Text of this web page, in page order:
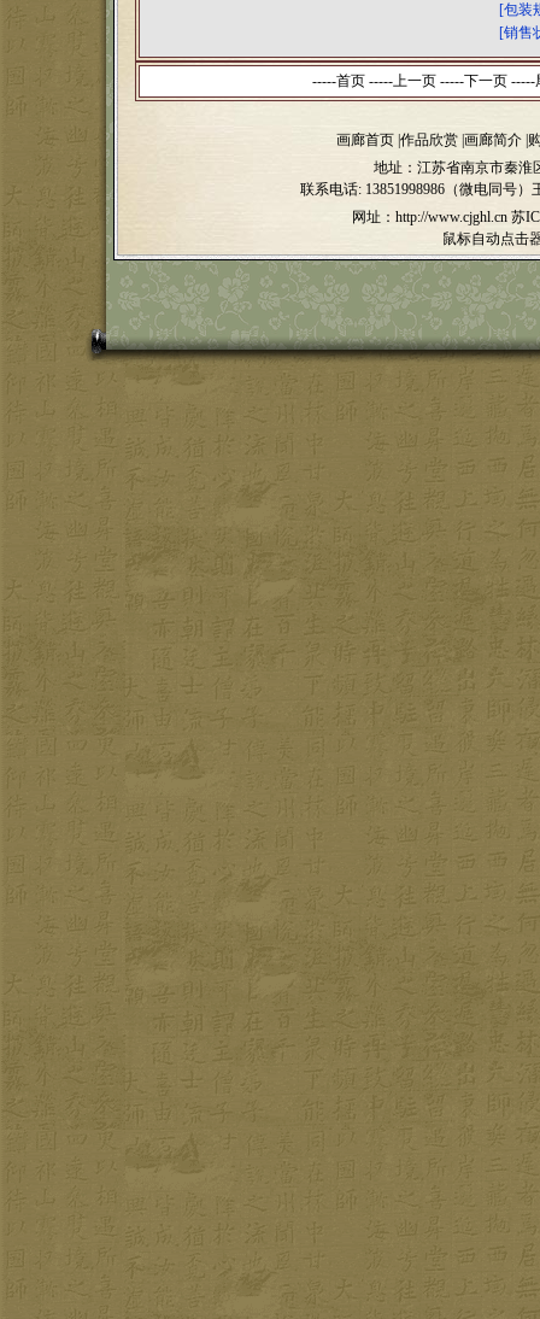
[包装
[销售
-----首页 -----上一页 -----下一页 -----
画廊首页 作品欣赏 画廊简介
地址：江苏省南京市秦淮
联系电话: 13851998986（微电同号）
网址：http://www.cjghl.cn 苏
鼠标自动点击